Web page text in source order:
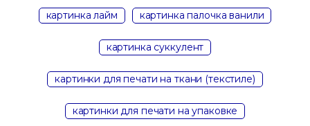
картинка лайм картинка палочка ванили
картинка суккулент
картинки для печати на ткани (текстиле)
картинки для печати на упаковке